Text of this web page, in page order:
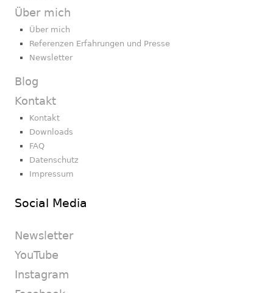
Über mich
Über mich
Referenzen Erfahrungen und Presse
Newsletter
Blog
Kontakt
Kontakt
Downloads
FAQ
Datenschutz
Impressum
Social Media
Newsletter
YouTube
Instagram